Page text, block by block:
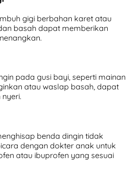
gigi berbahan karet atau
basah dapat memberikan
pada gusi bayi, seperti mainan
atau waslap basah, dapat
benda dingin tidak
dengan dokter anak untuk
atau ibuprofen yang sesuai